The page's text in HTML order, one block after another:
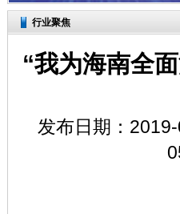
行业聚焦
“我为海南全
发布日期：